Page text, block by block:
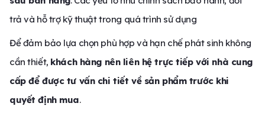
trả và hỗ trợ kỹ thuật trong quá trình sử dụng
Để đảm bảo lựa chọn phù hợp và hạn chế phát sinh không
cần thiết, khách hàng nên liên hệ trực tiếp với nhà cung
cấp để được tư vấn chi tiết về sản phẩm trước khi
quyết định mua.